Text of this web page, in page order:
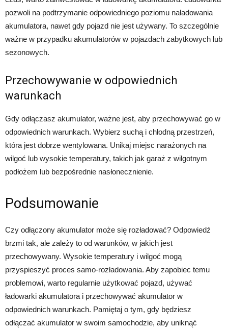
pozwoli na podtrzymanie odpowiedniego poziomu naładowania
akumulatora, nawet gdy pojazd nie jest używany. To szczególnie
ważne w przypadku akumulatorów w pojazdach zabytkowych lub
sezonowych.
Przechowywanie w odpowiednich
warunkach
Gdy odłączasz akumulator, ważne jest, aby przechowywać go w
odpowiednich warunkach. Wybierz suchą i chłodną przestrzeń,
która jest dobrze wentylowana. Unikaj miejsc narażonych na
wilgoć lub wysokie temperatury, takich jak garaż z wilgotnym
podłożem lub bezpośrednie nasłonecznienie.
Podsumowanie
Czy odłączony akumulator może się rozładować? Odpowiedź
brzmi tak, ale zależy to od warunków, w jakich jest
przechowywany. Wysokie temperatury i wilgoć mogą
przyspieszyć proces samo-rozładowania. Aby zapobiec temu
problemowi, warto regularnie użytkować pojazd, używać
ładowarki akumulatora i przechowywać akumulator w
odpowiednich warunkach. Pamiętaj o tym, gdy będziesz
odłączać akumulator w swoim samochodzie, aby uniknąć